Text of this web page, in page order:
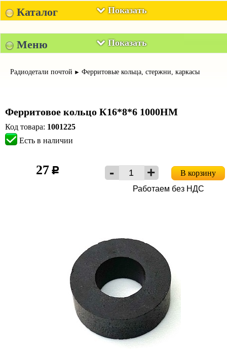
Показать
Каталог
Показать
Меню
Радиодетали почтой ► Ферритовые кольца, стержни, каркасы
Ферритовое кольцо К16*8*6 1000НМ
Код товара: 1001225
Есть в наличии
27 c
В корзину
Работаем без НДС